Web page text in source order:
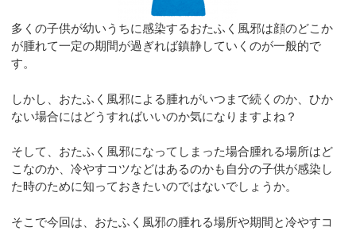
多くの子供が幼いうちに感染するおたふく風邪は顔のどこか
が腫れて一定の期間が過ぎれば鎮静していくのが一般的で
す。
しかし、おたふく風邪による腫れがいつまで続くのか、ひか
ない場合にはどうすればいいのか気になりますよね？
そして、おたふく風邪になってしまった場合腫れる場所はど
こなのか、冷やすコツなどはあるのかも自分の子供が感染し
た時のために知っておきたいのではないでしょうか。
そこで今回は、おたふく風邪の腫れる場所や期間と冷やすコ